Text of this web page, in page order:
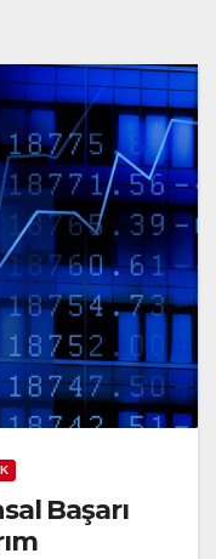
Başarı